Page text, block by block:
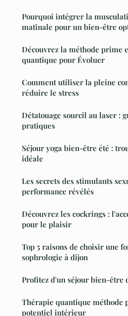
Pourquoi intégrer la
matinale pour un bien-être
Découvrez la méthode prime
quantique pour Évoluer
Comment utiliser la pleine
réduire le stress
Détatouage sourcil au laser :
pratiques
Séjour yoga bien-être été :
idéale
Les secrets des stimulants
performance révélés
Découvrez les cockrings :
pour le plaisir
Top 5 raisons de choisir une
sophrologie à dijon
Profitez d'un séjour bien-être
Thérapie quantique méthode
potentiel intérieur